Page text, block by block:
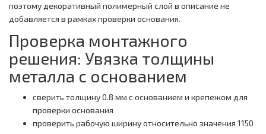
поэтому декоративный полимерный слой в описание не
добавляется в рамках проверки основания.
Проверка монтажного
решения: Увязка толщины
металла с основанием
сверить толщину 0.8 мм с основанием и крепежом для
проверки основания
проверить рабочую ширину относительно значения 1150